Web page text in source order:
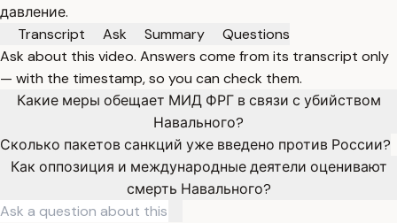
давление.
Transcript
Ask Summary
Questions
Ask about this video. Answers come from its transcript only
— with the timestamp, so you can check them.
Какие меры обещает МИД ФРГ в связи с убийством
Навального?
Сколько пакетов санкций уже введено против России?
Как оппозиция и международные деятели оценивают
смерть Навального?